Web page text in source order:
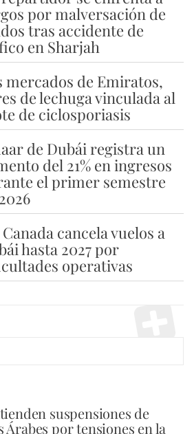
por malversación de
tras accidente de
en Sharjah
mercados de Emiratos,
de lechuga vinculada al
de ciclosporiasis
de Dubái registra un
del 21% en ingresos
el primer semestre
cancela vuelos a
hasta 2027 por
operativas
suspensiones de
Árabes por tensiones en la